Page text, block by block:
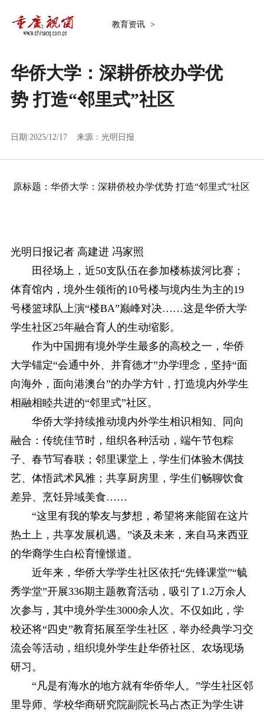
教育资讯 >
华侨大学：深耕侨校办学优
势 打造“邻里式”社区
日期:2025/12/17 来源： 光明日报
原标题：华侨大学：深耕侨校办学优势 打造“邻里式”社区
光明日报记者 高建进 冯家照
田径场上，近50支队伍在参加楼栋拔河比赛；
体育馆内，境外生领衔的10号楼与境内生为主的19
号楼篮球队上演“楼BA”巅峰对决……这是华侨大学
学生社区25年融合育人的生动缩影。
作为中国拥有境外学生最多的高校之一，华侨
大学锚定“会通中外、并育德才”办学理念，坚持“面
向海外，面向港澳台”的办学方针，打造境内外学生
相融相睦共进的“邻里式”社区。
华侨大学持续推动境内外学生相识相知、同向
融合：传统佳节时，组织各种活动，端午节包粽
子、春节写春联；邻里课堂上，学生们体验木偶技
艺、体悟武术风雅；共享厨房里，学生们畅聊饮食
差异、烹饪异域美食……
“这里有我的挚友与梦想，希望将来能留在这片
热土上，共享发展机遇。”谈及未来，来自马来西亚
的华裔学生白松育憧憬道。
近年来，华侨大学学生社区依托“先锋课堂”“毓
秀学堂”开展336期主题教育活动，吸引了1.2万余人
次参与，其中境外学生3000余人次。不仅如此，学
校还将“四史”教育拓展至学生社区，举办经典学习交
流会等活动，组织境外学生赴华侨社区、农场现场
研习。
“凡是有海水的地方就有华侨华人。”学生社区邻
里导师、学校华商研究院副院长马占杰正为学生讲